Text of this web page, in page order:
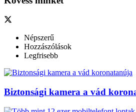
Népszerű
Hozzászólások
Legfrisebb
Biztonsági kamera a vád